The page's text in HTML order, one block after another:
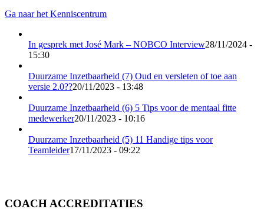
Ga naar het Kenniscentrum
In gesprek met José Mark – NOBCO Interview28/11/2024 -
15:30
Duurzame Inzetbaarheid (7) Oud en versleten of toe aan
versie 2.0??20/11/2023 - 13:48
Duurzame Inzetbaarheid (6) 5 Tips voor de mentaal fitte
medewerker20/11/2023 - 10:16
Duurzame Inzetbaarheid (5) 11 Handige tips voor
Teamleider17/11/2023 - 09:22
COACH ACCREDITATIES